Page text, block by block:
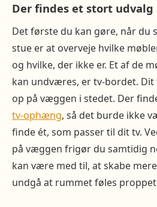
Der findes et stort
Det første du kan gøre, når du
stue er at overveje hvilke
og hvilke, der ikke er. Et af de
kan undværes, er tv-bordet.
op på væggen i stedet. Der
tv-ophæng, så det burde ikke
finde ét, som passer til dit tv.
på væggen frigør du samtidig
kan være med til, at skabe
undgå at rummet føles